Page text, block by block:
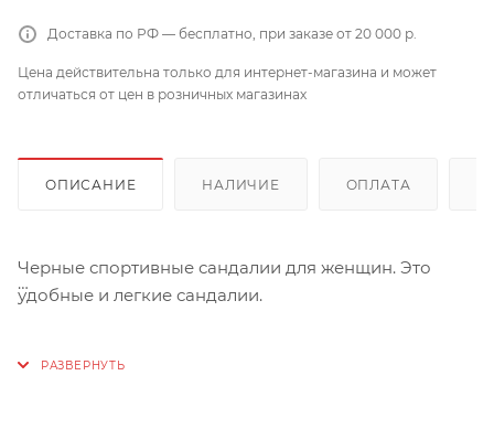
Доставка по РФ — бесплатно, при заказе от 20 000 р.
Цена действительна только для интернет-магазина и может
отличаться от цен в розничных магазинах
ОПИСАНИЕ НАЛИЧИЕ ОПЛАТА
Черные спортивные сандалии для женщин. Это
удобные и легкие сандалии.